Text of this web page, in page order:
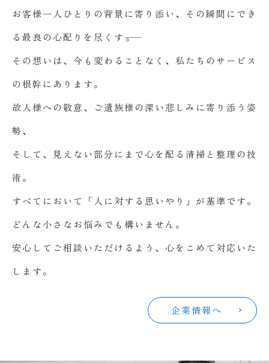
お客様一人ひとりの背景に寄り添い、その瞬間にでき
る最良の心配りを尽くす――。
その想いは、今も変わることなく、私たちのサービス
の根幹にあります。
故人様への敬意、ご遺族様の深い悲しみに寄り添う姿
勢、
そして、見えない部分にまで心を配る清掃と整理の技
術。
すべてにおいて「人に対する思いやり」が基準です。
どんな小さなお悩みでも構いません。
安心してご相談いただけるよう、心をこめて対応いた
します。
企業情報へ